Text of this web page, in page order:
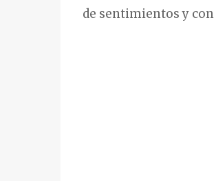
de sentimientos y